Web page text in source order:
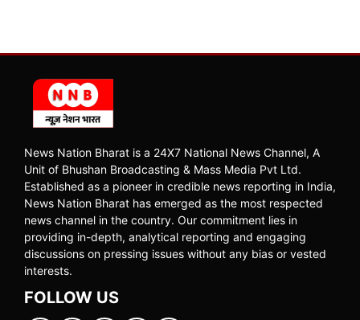
News Nation Bharat is a 24X7 National News Channel, A
Unit of Bhushan Broadcasting & Mass Media Pvt Ltd.
Established as a pioneer in credible news reporting in India,
News Nation Bharat has emerged as the most respected
news channel in the country. Our commitment lies in
providing in-depth, analytical reporting and engaging
discussions on pressing issues without any bias or vested
interests.
FOLLOW US